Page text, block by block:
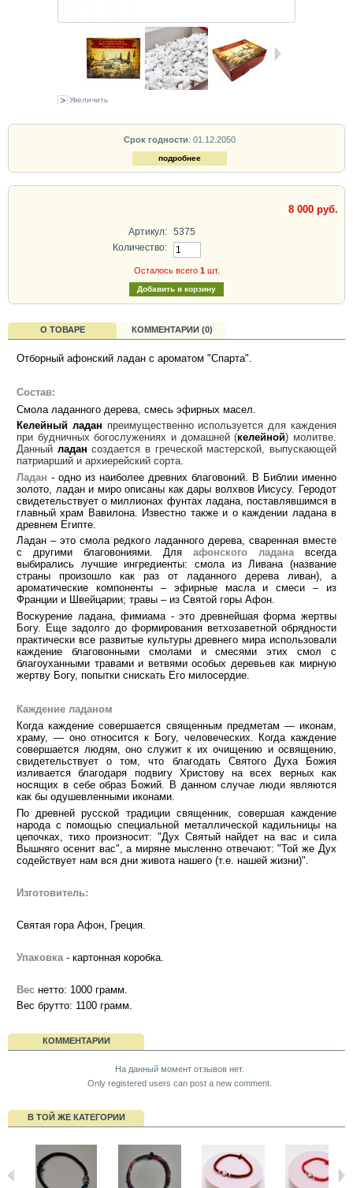
Увеличить
Срок годности: 01.12.2050
подробнее
8 000 руб.
Артикул: 5375
Количество:
Осталось всего 1шт.
О ТОВАРЕ КОММЕНТАРИИ (0)
Отборный афонский ладан с ароматом "Спарта".
Состав:
Смола ладанного дерева, смесь эфирных масел.
Келейный ладан преимущественно используется для каждения
при будничных богослужениях и домашней (келейной) молитве.
Данный ладан создается в греческой мастерской, выпускающей
патриарший и архиерейский сорта.
Ладан - одно из наиболее древних благовоний. В Библии именно
золото, ладан и миро описаны как дары волхвов Иисусу. Геродот
свидетельствует о миллионах фунтах ладана, поставлявшимся в
главный храм Вавилона. Известно также и о каждении ладана в
древнем Египте.
Ладан – это смола редкого ладанного дерева, сваренная вместе
с другими благовониями. Дляафонского ладанавсегда
выбирались лучшие ингредиенты: смола из Ливана (название
страны произошло как раз от ладанного дерева ливан), а
ароматические компоненты – эфирные масла и смеси – из
Франции и Швейцарии; травы – из Святой горы Афон.
Воскурение ладана, фимиама - это древнейшая форма жертвы
Богу. Еще задолго до формирования ветхозаветной обрядности
практически все развитые культуры древнего мира использовали
каждение благовонными смолами и смесями этих смол с
благоуханными травами и ветвями особых деревьев как мирную
жертву Богу, попытки снискать Его милосердие.
Каждение ладаном
Когда каждение совершается священным предметам — иконам,
храму, — оно относится к Богу, человеческих. Когда каждение
совершается людям, оно служит к их очищению и освящению,
свидетельствует о том, что благодать Святого Духа Божия
изливается благодаря подвигу Христову на всех верных как
носящих в себе образ Божий. В данном случае люди являются
как бы одушевленными иконами.
По древней русской традиции священник, совершая каждение
народа с помощью специальной металлической кадильницы на
цепочках, тихо произносит: "Дух Святый найдет на вас и сила
Вышняго осенит вас", а миряне мысленно отвечают: "Той же Дух
содействует нам вся дни живота нашего (т.е. нашей жизни)".
Изготовитель:
Святая гора Афон, Греция.
Упаковка - картонная коробка.
Вес нетто: 1000 грамм.
Вес брутто: 1100 грамм.
КОММЕНТАРИИ
На данный момент отзывов нет.
Only registered users can post a new comment.
В ТОЙ ЖЕ КАТЕГОРИИ